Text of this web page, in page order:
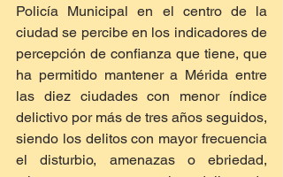
Policía Municipal en el centro de la
ciudad se percibe en los indicadores de
percepción de confianza que tiene, que
ha permitido mantener a Mérida entre
las diez ciudades con menor índice
delictivo por más de tres años seguidos,
siendo los delitos con mayor frecuencia
el disturbio, amenazas o ebriedad,